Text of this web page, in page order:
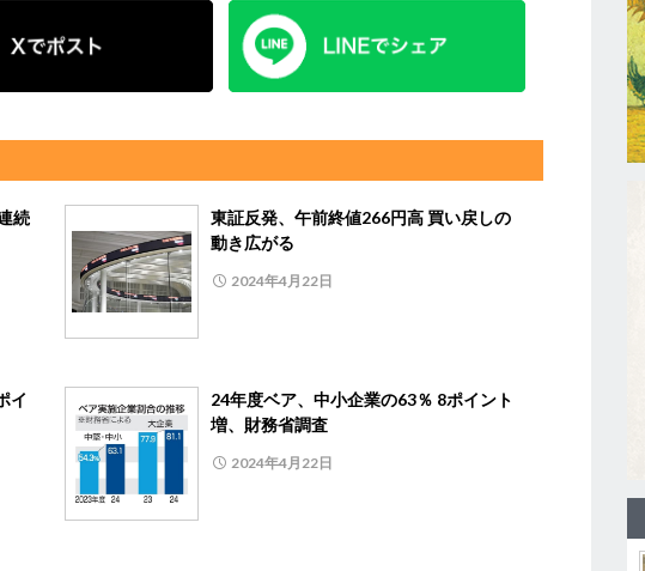
続
東証反発、午前終値266円高 買い戻しの
動き広がる
2024年4月22日
イ
24年度ベア、中小企業の63％ 8ポイント
増、財務省調査
2024年4月22日